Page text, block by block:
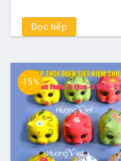
Đọc tiếp
-15%